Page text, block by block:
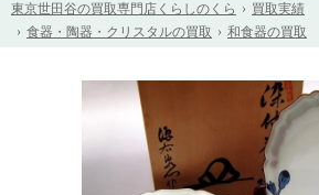
東京世田谷の買取専門店くらしのくら
買取実績
食器・陶器・クリスタルの買取
和食器の買取